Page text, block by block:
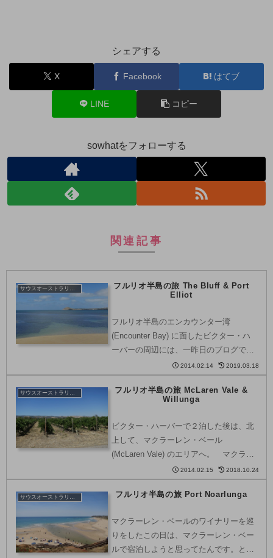
シェアする
X Facebook はてブ
LINE コピー
sowhatをフォローする
関連記事
フルリオ半島の旅 The Bluff & Port
Elliot
フルリオ半島のエンカウンター湾
(Encounter Bay) に面したビクター・ハ
ーバーの周辺には、一昨日のブログで紹
介したグラニット島（→こちら）の他に
も、美しい海の景色を楽しめる見所がた
くさんあります。ビクター・ハーバーの
2014.02.14 2019.03.18
サウスオーストラリア州
フルリオ半島の旅 McLaren Vale &
Willunga
ビクター・ハーバーで２泊した後は、北
上して、マクラーレン・ベール
(McLaren Vale) のエリアへ。 マクラー
レン・ベールは、ビクター・ハーバーと
アデレードの丁度中間辺りに位置してい
ます。マクラーレン・ベールは、ワイン
2014.02.15 2018.10.24
サウスオーストラリア州 フルリオ半島の旅 Port Noarlunga
マクラーレン・ベールのワイナリーを巡
りをしたこの日は、マクラーレン・ベー
ルで宿泊しようと思ってたんです。とこ